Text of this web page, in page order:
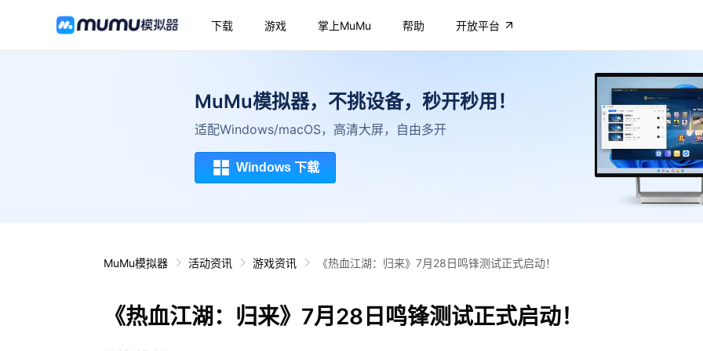
下载 游戏 掌上MuMu 帮助 开放平台
MuMu模拟器，不挑设备，秒开秒用！
适配Windows/macOS，高清大屏，自由多开
Windows 下载
MuMu模拟器 活动资讯 游戏资讯 《热血江湖：归来》7月28日鸣锋测试正式启动！
《热血江湖：归来》7月28日鸣锋测试正式启动！